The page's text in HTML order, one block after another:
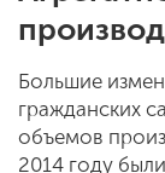
Большие
гражданских
объемов
2014 году